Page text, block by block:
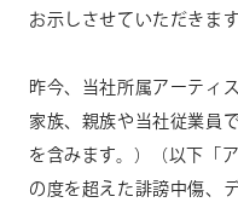
CONTACT お問
法人のお客様
AUDITION ア
お示しさせていただきます
昨今、当社所属アーティ
家族、親族や当社従業員
を含みます。）（以下「
の度を超えた誹謗中傷、